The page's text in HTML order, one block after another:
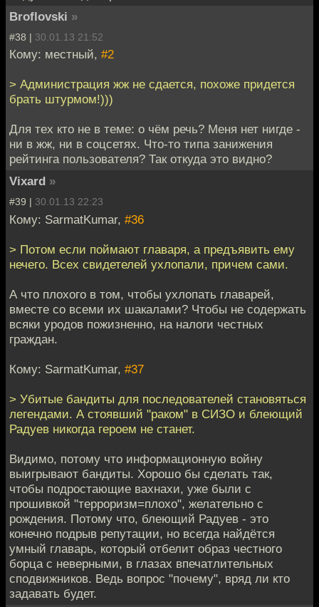
Broflovski »
#38 | 30.01.13 21:52
Кому: местный, #2
> Администрация жж не сдается, похоже придется
брать штурмом!)))
Для тех кто не в теме: о чём речь? Меня нет нигде -
ни в жж, ни в соцсетях. Что-то типа занижения
рейтинга пользователя? Так откуда это видно?
Vixard »
#39 | 30.01.13 22:23
Кому: SarmatKumar, #36
> Потом если поймают главаря, а предъявить ему
нечего. Всех свидетелей ухлопали, причем сами.
А что плохого в том, чтобы ухлопать главарей,
вместе со всеми их шакалами? Чтобы не содержать
всяки уродов пожизненно, на налоги честных
граждан.
Кому: SarmatKumar, #37
> Убитые бандиты для последователей становяться
легендами. А стоявший "раком" в СИЗО и блеющий
Радуев никогда героем не станет.
Видимо, потому что информационную войну
выигрывают бандиты. Хорошо бы сделать так,
чтобы подростающие вахнахи, уже были с
прошивкой "терроризм=плохо", желательно с
рождения. Потому что, блеющий Радуев - это
конечно подрыв репутации, но всегда найдётся
умный главарь, который отбелит образ честного
борца с неверными, в глазах впечатлительных
сподвижников. Ведь вопрос "почему", вряд ли кто
задавать будет.